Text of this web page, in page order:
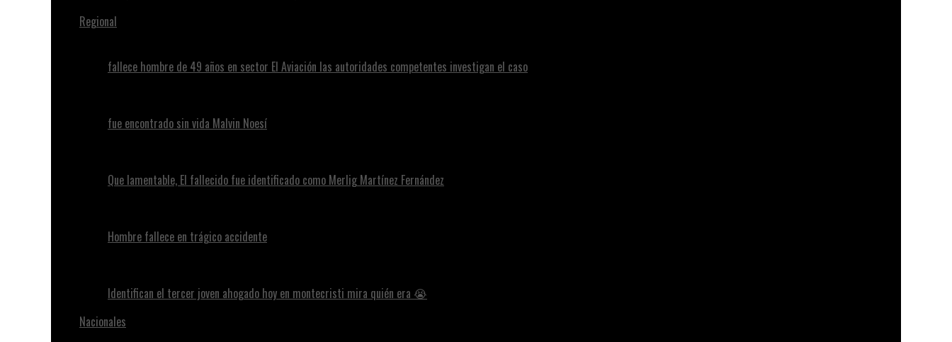
Regional
fallece hombre de 49 años en sector El Aviación las autoridades competentes investigan el caso
fue encontrado sin vida Malvin Noesí
Que lamentable, El fallecido fue identificado como Merlig Martínez Fernández
Hombre fallece en trágico accidente
Identifican el tercer joven ahogado hoy en montecristi mira quién era 😭
Nacionales